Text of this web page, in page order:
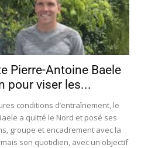
Pierre-Antoine Baele
pour viser les...
conditions d’entraînement, le
a quitté le Nord et posé ses
groupe et encadrement avec la
son quotidien, avec un objectif